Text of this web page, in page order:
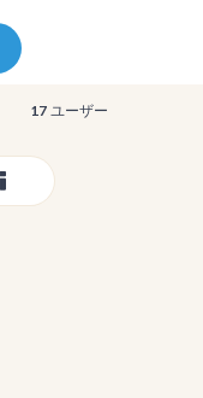
17 ユーザー